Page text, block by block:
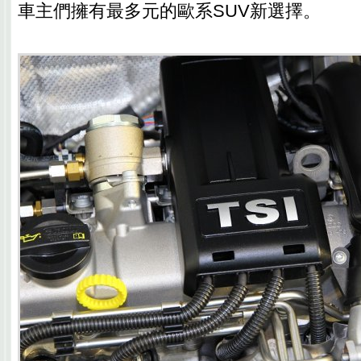
車主們擁有最多元的歐系SUV新選擇。